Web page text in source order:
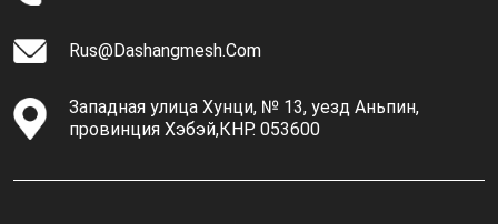
Rus@dashangmesh.com
Западная улица Хунци, № 13, уезд Аньпин,
провинция Хэбэй,КНР. 053600